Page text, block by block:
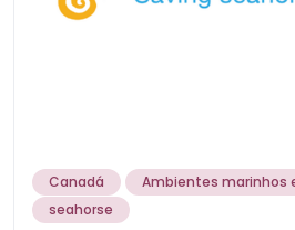
Canadá Ambientes marinhos
seahorse